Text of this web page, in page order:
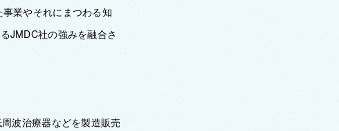
業やそれにまつわる知
JMDC社の強みを融合さ
波治療器などを製造販売